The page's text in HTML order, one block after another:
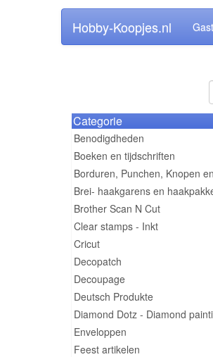
Hobby-Koopjes.nl
Categorie
Benodigdheden
Boeken en tijdschriften
Borduren, Punchen, Knopen
Brei- haakgarens en
Brother Scan N Cut
Clear stamps - Inkt
Cricut
Decopatch
Decoupage
Deutsch Produkte
Diamond Dotz - Diamond
Enveloppen
Feest artikelen